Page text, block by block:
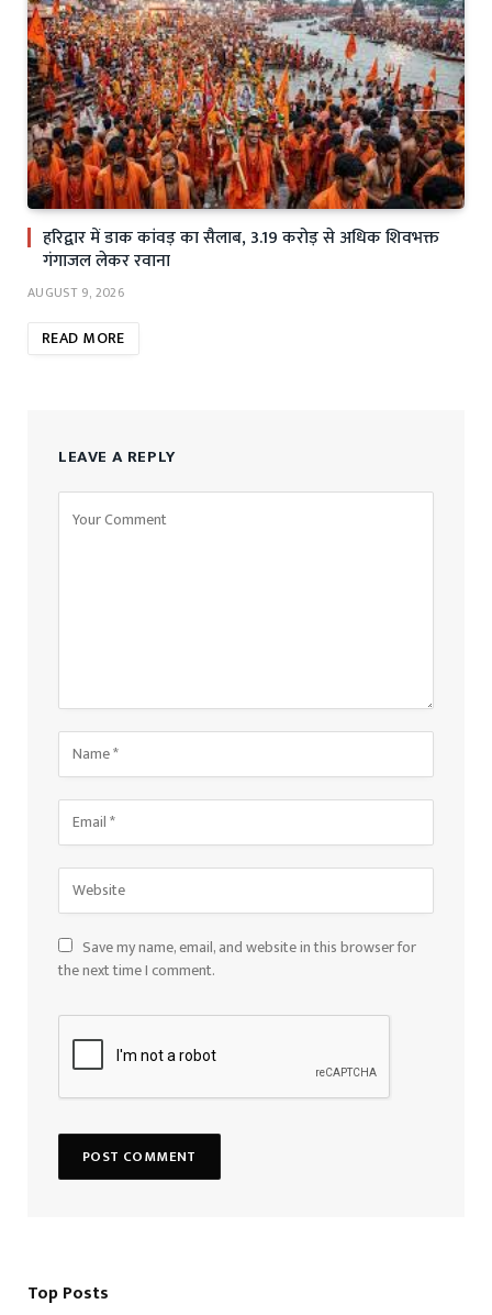
हरिद्वार में डाक कांवड़ का सैलाब, 3.19 करोड़ से अधिक शिवभक्त
गंगाजल लेकर रवाना
AUGUST 9, 2026
READ MORE
LEAVE A REPLY
Save my name, email, and website in this browser for
the next time I comment.
Top Posts